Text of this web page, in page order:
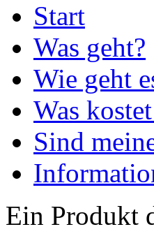
Start
Was geht?
Wie geht
Was
Sind
Ein Produkt